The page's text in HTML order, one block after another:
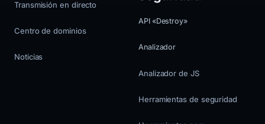
Transmisión en directo
Centro de dominios
Noticias
API «Destroy»
Analizador
Analizador de JS
Herramientas de seguridad